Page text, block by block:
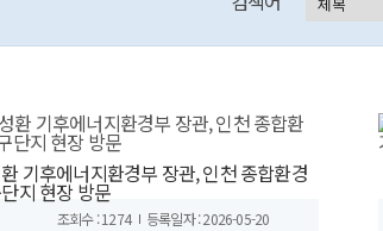
기후에너지환경부 장관, 인천 종합환경
지 현장 방문
조회수 : 1274 등록일자 : 2026-05-20